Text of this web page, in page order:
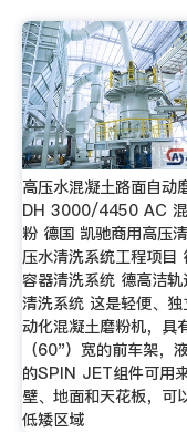
高压水混凝土路面自动
DH 3000/4450 AC
粉 德国 凯驰商用高压
压水清洗系统工程项目
容器清洗系统 德高洁轨
清洗系统 这是轻便、独
动化混凝土磨粉机，具
（60"）宽的前车架，
的SPIN JET组件可用
壁、地面和天花板，可
低矮区域